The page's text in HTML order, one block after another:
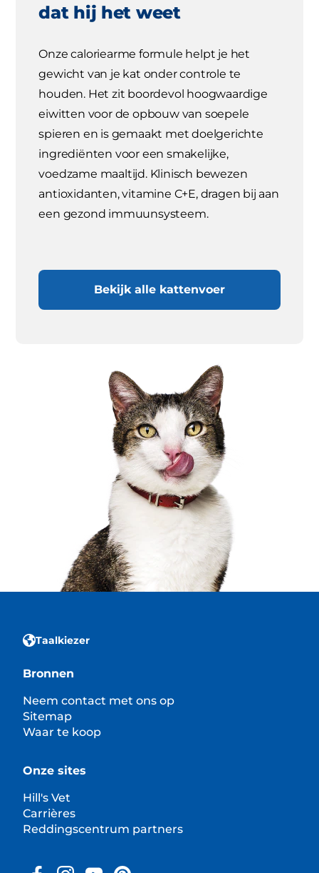
dat hij het weet
Onze caloriearme formule helpt je het
gewicht van je kat onder controle te
houden. Het zit boordevol hoogwaardige
eiwitten voor de opbouw van soepele
spieren en is gemaakt met doelgerichte
ingrediënten voor een smakelijke,
voedzame maaltijd. Klinisch bewezen
antioxidanten, vitamine C+E, dragen bij aan
een gezond immuunsysteem.
Bekijk alle kattenvoer
Taalkiezer
Bronnen
Neem contact met ons op
Sitemap
Waar te koop
Onze sites
Hill's Vet
Carrières
Reddingscentrum partners